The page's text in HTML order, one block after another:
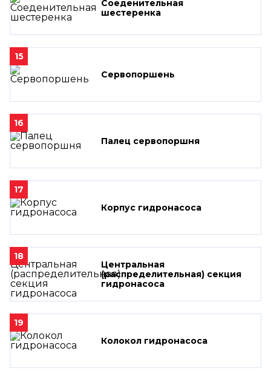
Соеденительная
шестеренка
15
Сервопоршень
16
Палец сервопоршня
17
Корпус гидронасоса
18
Центральная
(распределительная) секция
гидронасоса
19
Колокол гидронасоса